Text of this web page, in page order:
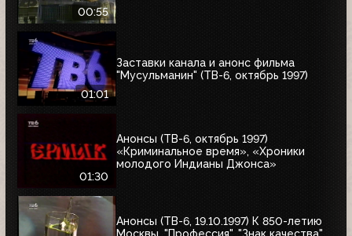
00:55
01:01
Заставки канала и анонс фильма
"Мусульманин" (ТВ-6, октябрь 1997)
01:30
Анонсы (ТВ-6, октябрь 1997)
«Криминальное время», «Хроники
молодого Индианы Джонса»
Анонсы (ТВ-6, 19.10.1997) К 850-летию
Москвы, "Профессия", "Знак качества",